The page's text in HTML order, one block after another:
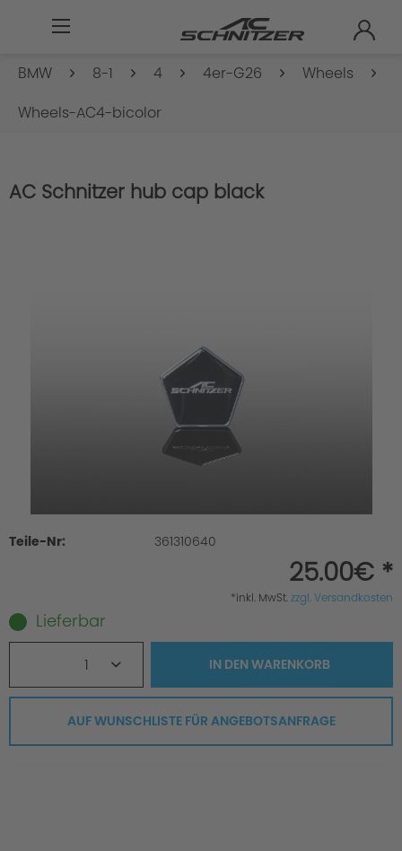
BMW 8-1 4 4er-G26
Wheels
Wheels-AC4-bicolor
AC Schnitzer hub cap black
Teile-Nr: 361310640
25.00€ *
*inkl. MwSt.zzgl. Versandkosten
Lieferbar
1 IN DENWARENKORB
AUF WUNSCHLISTE FÜR ANGEBOTSANFRAGE